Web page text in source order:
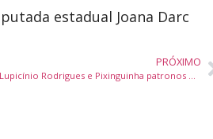
estadual Joana Darc
PRÓXIMO
Lula sanciona lei que torna Lupicínio Rodrigues e Pixinguinha patronos da Música Popular Brasileira